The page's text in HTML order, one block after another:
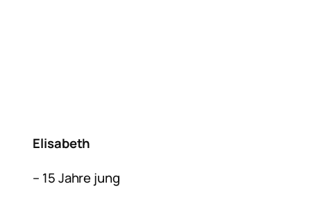
Elisabeth
– 15 Jahre jung